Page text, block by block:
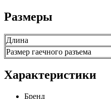
Размеры
Длина
Размер гаечного разъема
Характеристики
Бренд